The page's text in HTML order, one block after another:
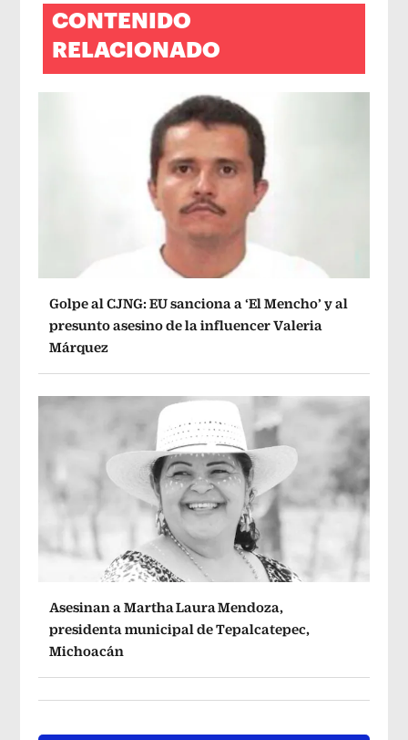
CONTENIDO
RELACIONADO
Golpe al CJNG: EU sanciona a ‘El Mencho’ y al
presunto asesino de la influencer Valeria
Márquez
Asesinan a Martha Laura Mendoza,
presidenta municipal de Tepalcatepec,
Michoacán